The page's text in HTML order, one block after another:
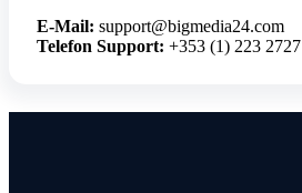
E-Mail: support@bigmedia24.com
Telefon Support: +353 (1) 223 2727